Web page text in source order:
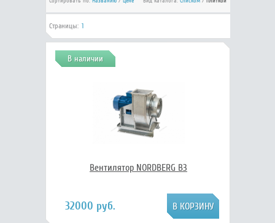
Страницы: 1
В наличии
Вентилятор NORDBERG B3
32000 руб.